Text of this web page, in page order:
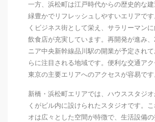
一方、浜松町は江戸時代からの歴史的な建
緑豊かでリフレッシュしやすいエリアで
くビジネス街として栄え、サラリーマン
飲食店が充実しています。再開発が進み、
ニア中央新幹線品川駅の開業が予定されて
らに注目される地域です。便利な交通アク
東京の主要エリアへのアクセスが容易です
新橋・浜松町エリアでは、ハウススタジ
くがビル内に設けられたスタジオです。
オは広々とした空間が特徴で、生活設備